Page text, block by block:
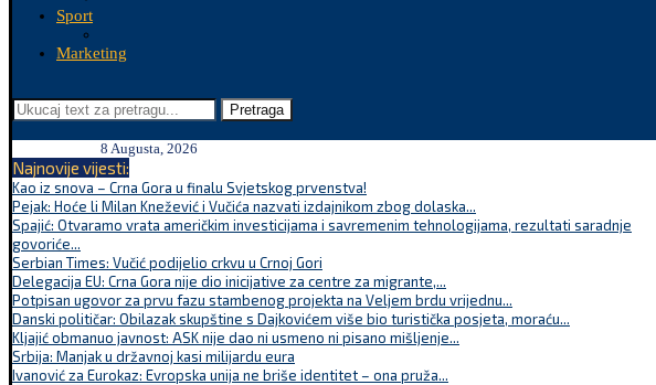
Sport
Marketing
Pretraga
8 Augusta, 2026
Najnovije vijesti:
Kao iz snova – Crna Gora u finalu Svjetskog prvenstva!
Pejak: Hoće li Milan Knežević i Vučića nazvati izdajnikom zbog dolaska...
Spajić: Otvaramo vrata američkim investicijama i savremenim tehnologijama, rezultati saradnje
govoriće...
Serbian Times: Vučić podijelio crkvu u Crnoj Gori
Delegacija EU: Crna Gora nije dio inicijative za centre za migrante,...
Potpisan ugovor za prvu fazu stambenog projekta na Veljem brdu vrijednu...
Danski političar: Obilazak skupštine s Dajkovićem više bio turistička posjeta, moraću...
Kljajić obmanuo javnost: ASK nije dao ni usmeno ni pisano mišljenje...
Srbija: Manjak u državnoj kasi milijardu eura
Ivanović za Eurokaz: Evropska unija ne briše identitet – ona pruža...